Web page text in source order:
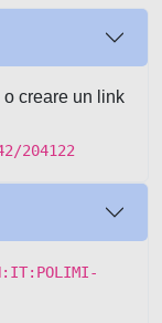
creare un link
204122